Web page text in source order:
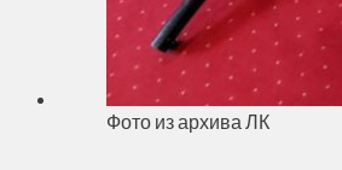
Фото из архива ЛК